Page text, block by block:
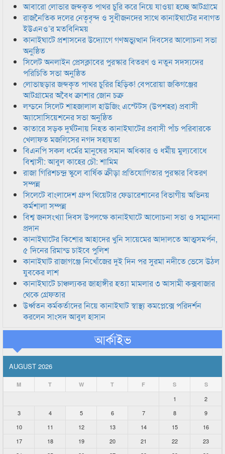
আবারো লোভার জব্দকৃত পাথর চুরি করে নিয়ে যাওয়া হচ্ছে আটগ্রামে
রাজনৈতিক দলের নেতৃবৃন্দ ও সুধীজনদের সাথে কানাইঘাটের নবাগত
ইউএনও’র মতবিনিময়
কানাইঘাটে প্রশাসনের উদ্যোগে গণঅভ্যুত্থান দিবসের আলোচনা সভা
অনুষ্ঠিত
সিলেট অনলাইন প্রেসক্লাবের পুরস্কার বিতরণ ও নতুন সদস্যদের
পরিচিতি সভা অনুষ্ঠিত
লোভাছড়ার জব্দকৃত পাথর চুরির হিড়িক! বেপরোয়া জকিগঞ্জের
আটগ্রামের অবৈধ ক্রাশার জোন চক্র
লন্ডনে সিলেট শাহজালাল হাউজিং এস্টেটস (উপশহর) প্রবাসী
অ্যাসোসিয়েশনের সভা অনুষ্ঠিত
কাতারে সড়ক দুর্ঘটনায় নিহত কানাইঘাটের প্রবাসী পাঁচ পরিবারকে
খেলাফত মজলিসের নগদ সহায়তা
বিএনপি সকল ধর্মের মানুষের সমান অধিকার ও ধর্মীয় মুল্যবোধে
বিশ্বাসী: আবুল কাহের চৌ: শামিম
রাজা গিরিশচন্দ্র স্কুলে বার্ষিক ক্রীড়া প্রতিযোগিতার পুরস্কার বিতরণ
সম্পন্ন
সিলেটে বাংলাদেশ গ্রুপ থিয়েটার ফেডারেশানের বিভাগীয় অভিনয়
কর্মশালা সম্পন্ন
বিশ্ব জনসংখ্যা দিবস উপলক্ষে কানাইঘাটে আলোচনা সভা ও সম্মাননা
প্রদান
কানাইঘাটের কিশোর আহাদের খুনি সায়েমের আদালতে আত্মসমর্পন,
৫ দিনের রিমান্ড চাইবে পুলিশ
কানাইঘাট রাজাগঞ্জে নিখোঁজের দুই দিন পর সুরমা নদীতে ভেসে উঠল
যুবকের লাশ
কানাইঘাটে চাঞ্চল্যকর জাহাঙ্গীর হত্যা মামলার ৩ আসামী কক্সবাজার
থেকে গ্রেফতার
উর্ধ্বতন কর্মকর্তাদের নিয়ে কানাইঘাট স্বাস্থ্য কমপ্লেক্সে পরিদর্শন
করলেন সাংসদ আবুল হাসান
আর্কাইভ
AUGUST 2026
M T W T F S S
1
2
3
4 5 6 7 8
9
10
11 12 13 14 15
16
17
18 19 20 21 22
23